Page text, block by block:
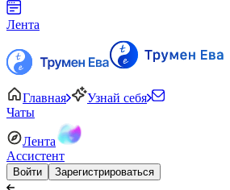
Лента
Главная
Узнай себя
Чаты
Лента
Ассистент
Войти Зарегистрироваться